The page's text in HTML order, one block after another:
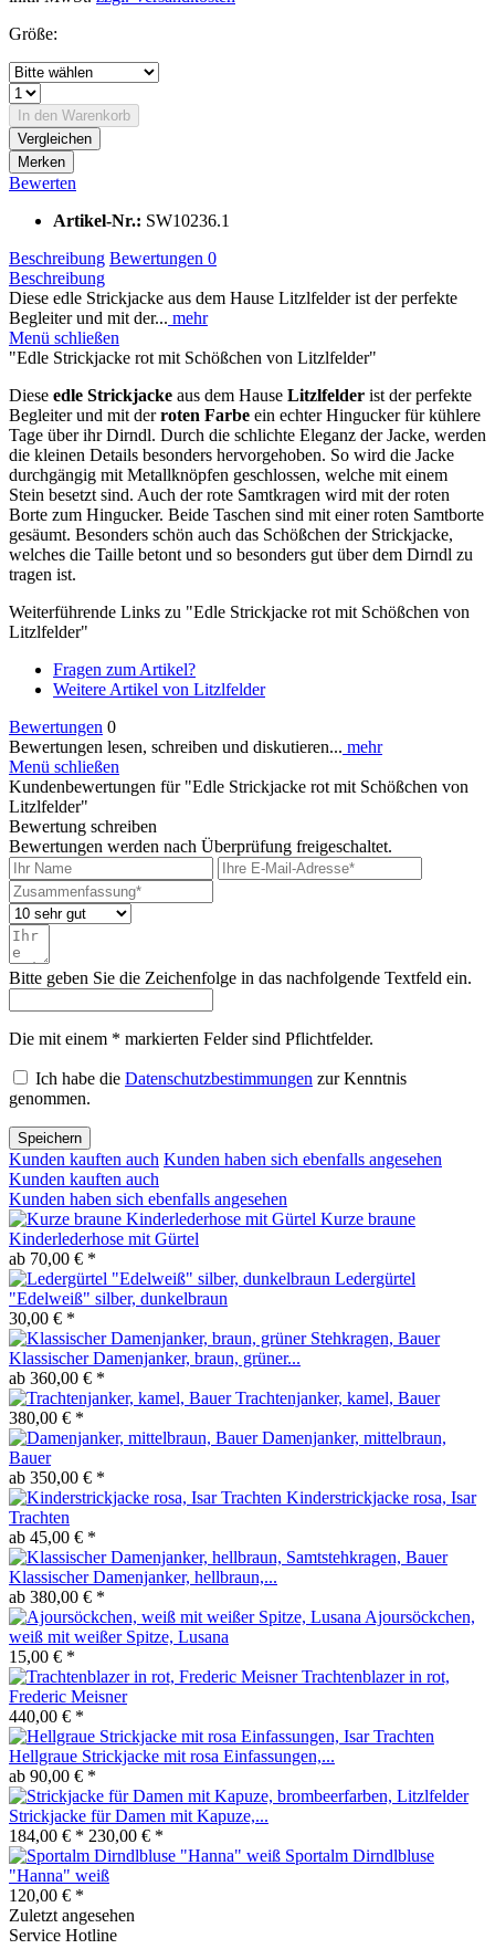
Größe:
In den Warenkorb
Vergleichen
Merken
Bewerten
Artikel-Nr.: SW10236.1
Beschreibung Bewertungen 0
Beschreibung
Diese edle Strickjacke aus dem Hause Litzlfelder ist der perfekte
Begleiter und mit der... mehr
Menü schließen
"Edle Strickjacke rot mit Schößchen von Litzlfelder"
Diese edle Strickjacke aus dem Hause Litzlfelder ist der perfekte
Begleiter und mit derroten Farbe ein echter Hingucker für kühlere
Tage über ihr Dirndl. Durch die schlichte Eleganz der Jacke, werden
die kleinen Details besonders hervorgehoben. So wird die Jacke
durchgängig mit Metallknöpfen geschlossen, welche mit einem
Stein besetzt sind. Auch der rote Samtkragen wird mit der roten
Borte zum Hingucker. Beide Taschen sind mit einer roten Samtborte
gesäumt. Besonders schön auch das Schößchen der Strickjacke,
welches die Taille betont und so besonders gut über dem Dirndl zu
tragen ist.
Weiterführende Links zu "Edle Strickjacke rot mit Schößchen von
Litzlfelder"
Fragen zum Artikel?
Weitere Artikel von Litzlfelder
Bewertungen 0
Bewertungen lesen, schreiben und diskutieren... mehr
Menü schließen
Kundenbewertungen für "Edle Strickjacke rot mit Schößchen von
Litzlfelder"
Bewertung schreiben
Bewertungen werden nach Überprüfung freigeschaltet.
Bitte geben Sie die Zeichenfolge in das nachfolgende Textfeld ein.
Die mit einem * markierten Felder sind Pflichtfelder.
Ich habe die Datenschutzbestimmungen zur Kenntnis
genommen.
Speichern
Kunden kauften auch Kunden haben sich ebenfalls angesehen
Kunden kauften auch
Kunden haben sich ebenfalls angesehen
Kurze braune
Kinderlederhose mit Gürtel
ab 70,00 € *
Ledergürtel
"Edelweiß" silber, dunkelbraun
30,00 € *
Klassischer Damenjanker, braun, grüner...
ab 360,00 € *
Trachtenjanker, kamel, Bauer
380,00 € *
Damenjanker, mittelbraun,
Bauer
ab 350,00 € *
Kinderstrickjacke rosa, Isar
Trachten
ab 45,00 € *
Klassischer Damenjanker, hellbraun,...
ab 380,00 € *
Ajoursöckchen,
weiß mit weißer Spitze, Lusana
15,00 € *
Trachtenblazer in rot,
Frederic Meisner
440,00 € *
Hellgraue Strickjacke mit rosa Einfassungen,...
ab 90,00 € *
Strickjacke für Damen mit Kapuze,...
184,00 € * 230,00 € *
Sportalm Dirndlbluse
"Hanna" weiß
120,00 € *
Zuletzt angesehen
Service Hotline